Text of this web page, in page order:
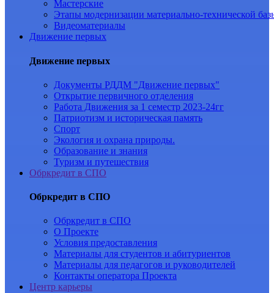
Мастерские
Этапы модернизации материально-технической
Видеоматериалы
Движение первых
Движение первых
Документы РДДМ "Движение первых"
Открытие первичного отделения
Работа Движения за 1 семестр 2023-24гг
Патриотизм и историческая память
Спорт
Экология и охрана природы.
Образование и знания
Туризм и путешествия
Обркредит в СПО
Обркредит в СПО
Обркредит в СПО
О Проекте
Условия предоставления
Материалы для студентов и абитуриентов
Материалы для педагогов и руководителей
Контакты оператора Проекта
Центр карьеры